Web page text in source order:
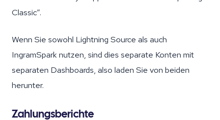
Classic”.
Wenn Sie sowohl Lightning Source als auch
IngramSpark nutzen, sind dies separate Konten mit
separaten Dashboards, also laden Sie von beiden
herunter.
Zahlungsberichte